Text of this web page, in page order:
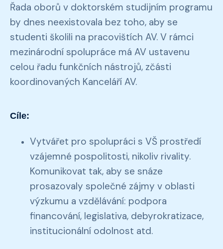
Řada oborů v doktorském studijním programu
by dnes neexistovala bez toho, aby se
studenti školili na pracovištích AV. V rámci
mezinárodní spolupráce má AV ustavenu
celou řadu funkčních nástrojů, zčásti
koordinovaných Kanceláří AV.
Cíle:
Vytvářet pro spolupráci s VŠ prostředí
vzájemné pospolitosti, nikoliv rivality.
Komunikovat tak, aby se snáze
prosazovaly společné zájmy v oblasti
výzkumu a vzdělávání: podpora
financování, legislativa, debyrokratizace,
institucionální odolnost atd.